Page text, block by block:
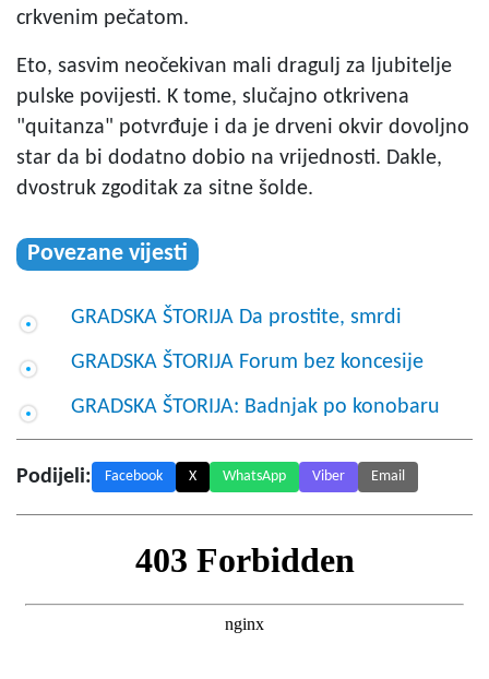
crkvenim pečatom.
Eto, sasvim neočekivan mali dragulj za ljubitelje
pulske povijesti. K tome, slučajno otkrivena
"quitanza" potvrđuje i da je drveni okvir dovoljno
star da bi dodatno dobio na vrijednosti. Dakle,
dvostruk zgoditak za sitne šolde.
Povezane vijesti
GRADSKA ŠTORIJA Da prostite, smrdi
GRADSKA ŠTORIJA Forum bez koncesije
GRADSKA ŠTORIJA: Badnjak po konobaru
Podijeli: Facebook X WhatsApp Viber Email